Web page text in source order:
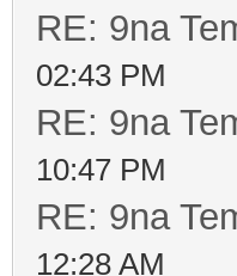
RE: 9na
02:43 PM
RE: 9na
10:47 PM
RE: 9na
12:28 AM